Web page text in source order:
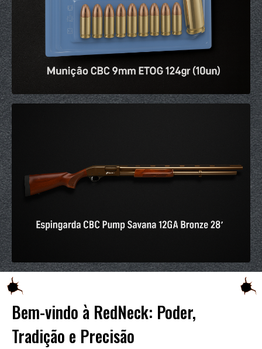
Bem-vindo à RedNeck: Poder,
Tradição e Precisão